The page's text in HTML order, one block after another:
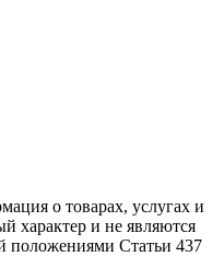
о товарах, услугах и
характер и не являются
положениями Статьи 437